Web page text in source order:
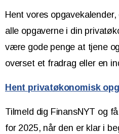
Hent vores
alle opgaverne i din
være gode penge at tjene
overset et fradrag eller en
Hent privatøkonomisk
Tilmeld dig FinansNYT og
for 2025, når den er klar i